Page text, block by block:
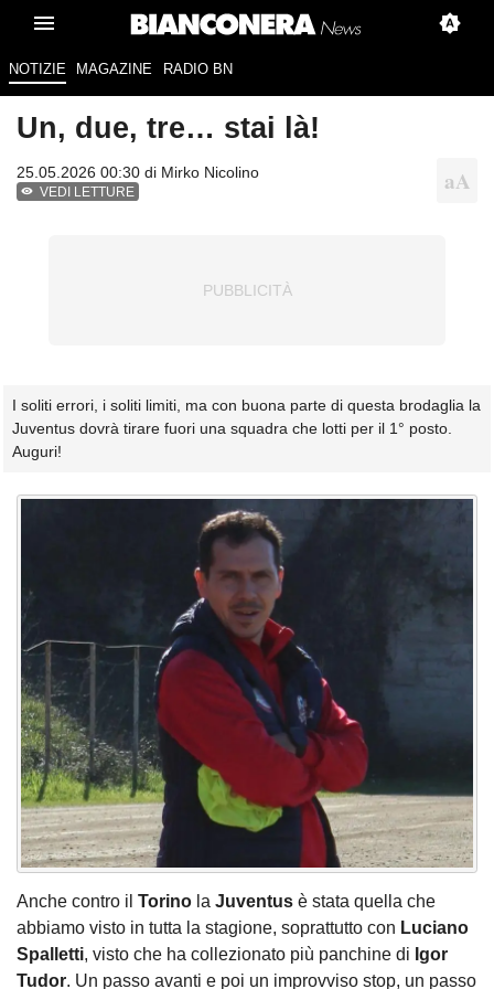
NOTIZIE MAGAZINE RADIO BN
Un, due, tre… stai là!
25.05.2026 00:30 di Mirko Nicolino
VEDI LETTURE
I soliti errori, i soliti limiti, ma con buona parte di questa brodaglia la
Juventus dovrà tirare fuori una squadra che lotti per il 1° posto.
Auguri!
Anche contro il Torino la Juventus è stata quella che
abbiamo visto in tutta la stagione, soprattutto con Luciano
Spalletti, visto che ha collezionato più panchine di Igor
Tudor. Un passo avanti e poi un improvviso stop, un passo